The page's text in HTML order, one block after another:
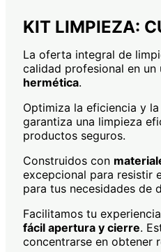
KIT LIMPIEZA:
La oferta integral de
calidad profesional en un
hermética.
Optimiza la eficiencia y
garantiza una limpieza
productos seguros.
Construidos con
excepcional para resistir
para tus necesidades de
Facilitamos tu
fácil apertura y cierre.
concentrarse en obtener